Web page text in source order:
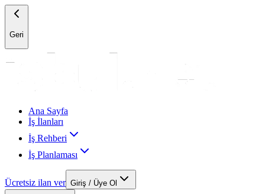
Geri
Ana Sayfa
İş İlanları
İş Rehberi
İş Planlaması
Ücretsiz ilan ver Giriş / Üye Ol